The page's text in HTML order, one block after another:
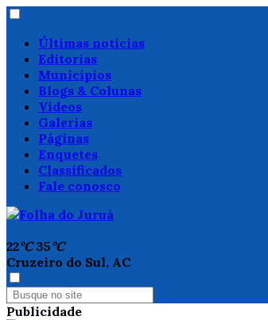
Últimas notícias
Editorias
Municípios
Blogs & Colunas
Vídeos
Galerias
Páginas
Enquetes
Classificados
Fale conosco
22°C 35°C
Cruzeiro do Sul, AC
Publicidade